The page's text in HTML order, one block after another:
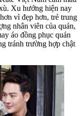
Xu hướng hiện nay
vì đẹp hơn, trẻ trung
nhân viên của quán,
áo đồng phục quán
tránh trường hợp chật